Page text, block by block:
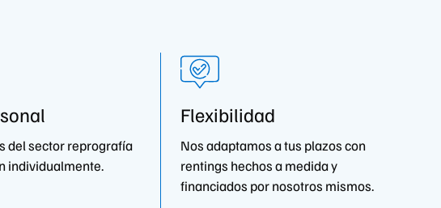
del sector reprografía
individualmente.
Flexibilidad
Nos adaptamos a tus plazos con
rentings hechos a medida y
financiados por nosotros mismos.